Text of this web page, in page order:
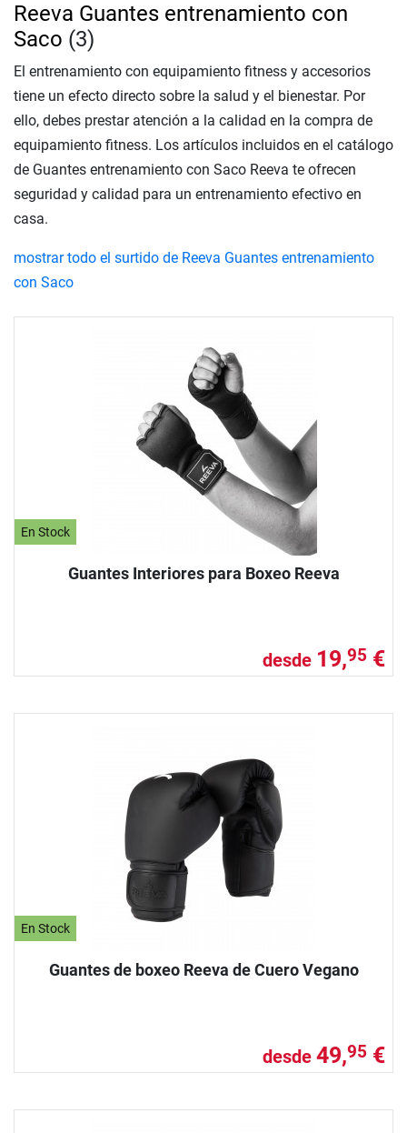
En Stock
Guantes Interiores para Boxeo Reeva
desde 19,95 €
En Stock
Guantes de boxeo Reeva de Cuero Vegano
desde 49,95 €
Reeva Guantes entrenamiento con
Saco (3)
El entrenamiento con equipamiento fitness y accesorios
tiene un efecto directo sobre la salud y el bienestar. Por
ello, debes prestar atención a la calidad en la compra de
equipamiento fitness. Los artículos incluidos en el catálogo
de Guantes entrenamiento con Saco Reeva te ofrecen
seguridad y calidad para un entrenamiento efectivo en
casa.
mostrar todo el surtido de Reeva Guantes entrenamiento
con Saco